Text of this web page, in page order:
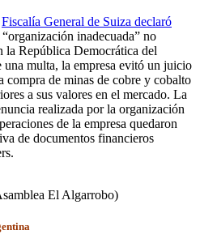
Fiscalía General de Suiza declaró
inadecuada” no
la República Democrática del
multa, la empresa evitó un juicio
compra de minas de cobre y cobalto
a sus valores en el mercado. La
realizada por la organización
de la empresa quedaron
de documentos financieros
El Algarrobo)